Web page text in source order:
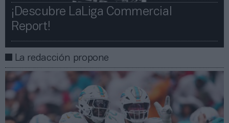
¡Descubre LaLiga Commercial
Report!​​
La redacción propone